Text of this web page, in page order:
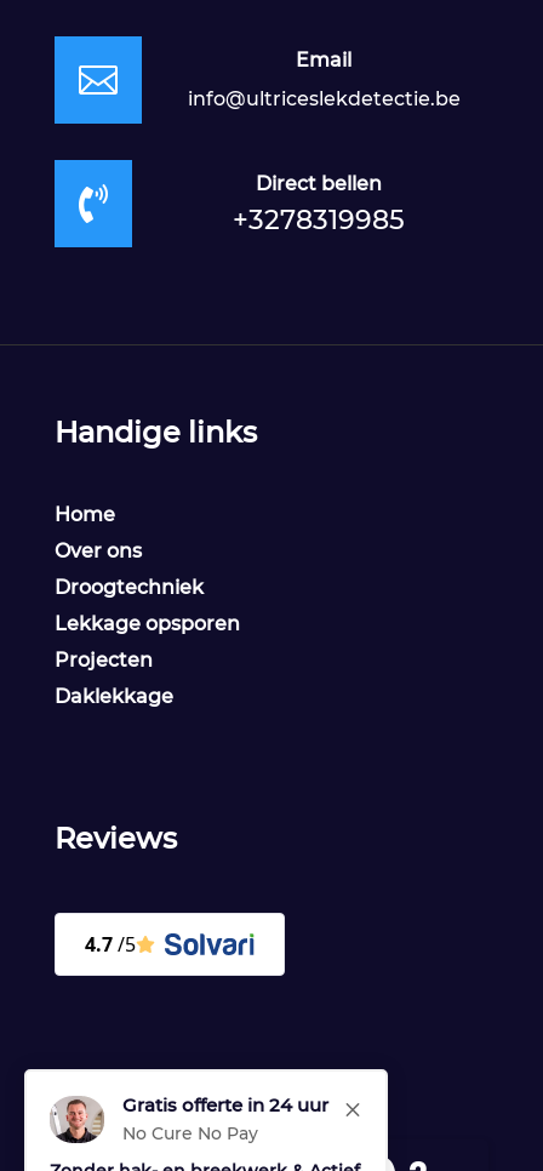

Email
info@ultriceslekdetectie.be

Direct bellen
+3278319985
M
Gratis offerte in 24 uur
No Cure No Pay
Handige links
Home
Over ons
Droogtechniek
Lekkage opsporen
Projecten
Daklekkage
Reviews